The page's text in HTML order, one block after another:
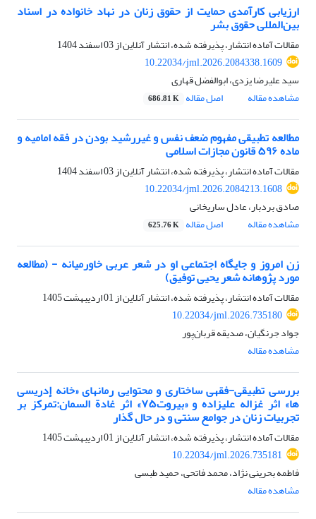
ارزیابی کارآمدی حمایت از حقوق زنان در نهاد خانواده در اسناد
بین‌المللی حقوق بشر
مقالات آماده انتشار، پذیرفته شده، انتشار آنلاین از03 اسفند 1404
10.22034/jml.2026.2084338.1609
سید علیرضا یزدی، ابوالفضل قهاری
مشاهده مقاله
اصل مقاله 686.81 K
مطالعه تطبیقی مفهوم ضعف نفس و غیررشید بودن در فقه امامیه و
ماده ۵۹۶ قانون مجازات اسلامی
مقالات آماده انتشار، پذیرفته شده، انتشار آنلاین از03 اسفند 1404
10.22034/jml.2026.2084213.1608
صادق بردبار، عادل ساریخانی
مشاهده مقاله
اصل مقاله 625.76 K
زن امروز و جایگاه اجتماعی او در شعر عربی خاورمیانه - (مطالعه
مورد پژوهانه شعر یحیی توفیق)
مقالات آماده انتشار، پذیرفته شده، انتشار آنلاین از01 اردیبهشت 1405
10.22034/jml.2026.735180
جواد جرنگیان، صدیقه قربان‌پور
مشاهده مقاله
بررسی تطبیقی-فقهی ساختاری و محتوایی رمانهای «خانه إدریسی
ها» اثر غزاله علیزاده و «بیروت۷۵» اثر غادة السمان:تمرکز بر
تجربیات زنان در جوامع سنتی و در حال گذار
مقالات آماده انتشار، پذیرفته شده، انتشار آنلاین از01 اردیبهشت 1405
10.22034/jml.2026.735181
فاطمه بحرینی نژاد، محمد فاتحی، حمید طبسی
مشاهده مقاله